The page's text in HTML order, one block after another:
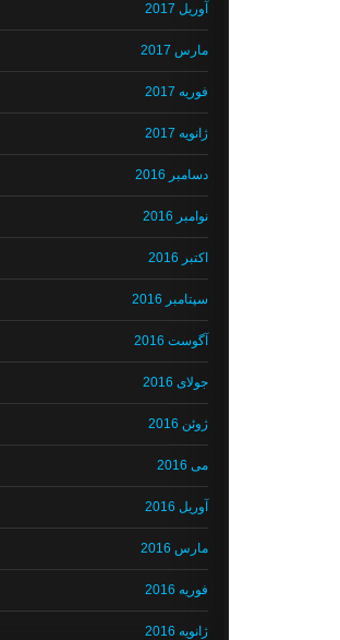
آوریل 2017
مارس 2017
فوریه 2017
ژانویه 2017
دسامبر 2016
نوامبر 2016
اکتبر 2016
سپتامبر 2016
آگوست 2016
جولای 2016
ژوئن 2016
می 2016
آوریل 2016
مارس 2016
فوریه 2016
ژانویه 2016